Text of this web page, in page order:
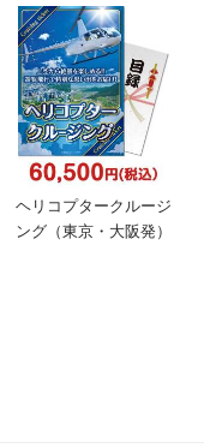
ヘリコプタークルージ
ング（東京・大阪発）